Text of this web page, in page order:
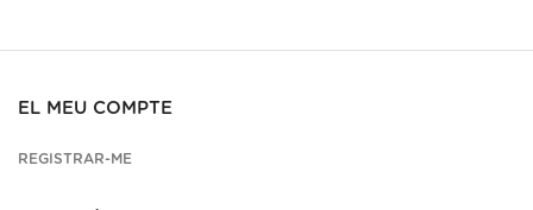
EL MEU COMPTE
REGISTRAR-ME